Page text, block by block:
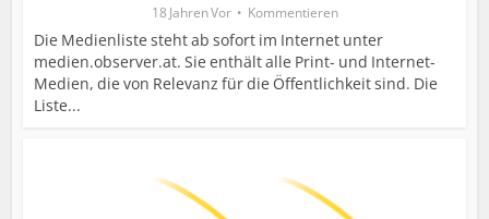
18 Jahren Vor Kommentieren
Die Medienliste steht ab sofort im Internet unter
medien.observer.at. Sie enthält alle Print- und Internet-
Medien, die von Relevanz für die Öffentlichkeit sind. Die
Liste...